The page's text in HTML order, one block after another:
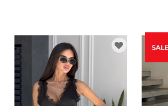
ДЕТАЛЬНІШЕ